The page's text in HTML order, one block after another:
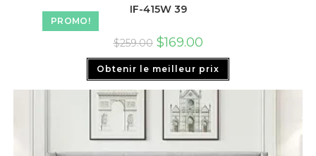
PROMO!
IF-415W 39
$259.00 $169.00
Obtenir le meilleur prix